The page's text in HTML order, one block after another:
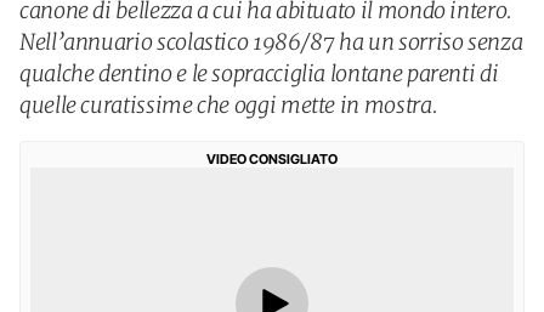
canone di bellezza a cui ha abituato il mondo intero.
Nell’annuario scolastico 1986/87 ha un sorriso senza
qualche dentino e le sopracciglia lontane parenti di
quelle curatissime che oggi mette in mostra.
VIDEO CONSIGLIATO